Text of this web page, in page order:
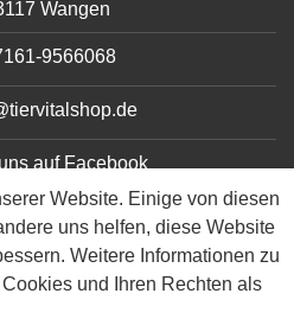
Wangen
9566068
auf Facebook
auf Instagram
Website. Einige von diesen
uns helfen, diese Website
Weitere Informationen zu
und Ihren Rechten als